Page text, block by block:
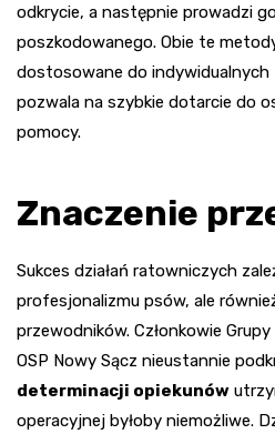
odkrycie, a następnie prowadzi
poszkodowanego. Obie te
dostosowane do indywidualnych
pozwala na szybkie dotarcie do
pomocy.
Znaczenie
Sukces działań ratowniczych
profesjonalizmu psów, ale
przewodników. Członkowie
OSP Nowy Sącz nieustannie
determinacji opiekunów
operacyjnej byłoby niemożliwe.